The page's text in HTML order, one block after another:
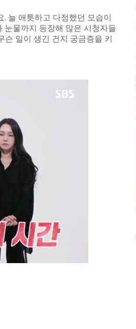
늘 애틋하고 다정했던 모습이
눈물까지 등장해 많은 시청자들
슨 일이 생긴 건지 궁금증을 키